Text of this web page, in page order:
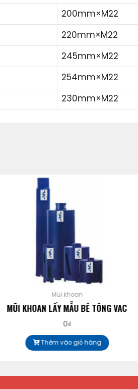
200mm×M22
220mm×M22
245mm×M22
254mm×M22
230mm×M22
Mũi khoan
MŨI KHOAN LẤY MẪU BÊ TÔNG VAC
Thêm vào giỏ hàng